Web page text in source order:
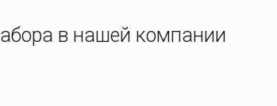
в нашей компании